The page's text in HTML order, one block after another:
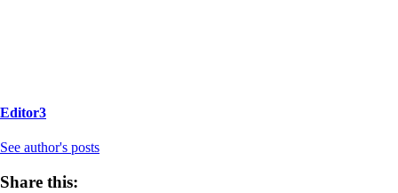
Editor3
See author's posts
Share this: